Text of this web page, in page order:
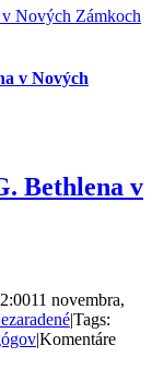
Nových Zámkoch
v Nových
Bethlena v
11 novembra,
|Tags:
|Komentáre